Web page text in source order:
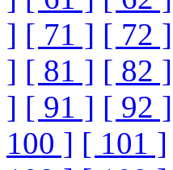
] [ 71 ] [ 72 ]
] [ 81 ] [ 82 ]
] [ 91 ] [ 92 ]
100 ] [ 101 ]